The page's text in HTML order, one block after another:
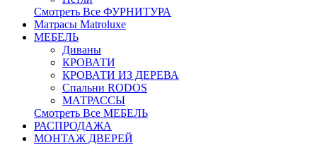
Смотреть Все ФУРНИТУРА
Матрасы Matroluxe
МЕБЕЛЬ
Диваны
КРОВАТИ
КРОВАТИ ИЗ ДЕРЕВА
Спальни RODOS
МАТРАССЫ
Смотреть Все МЕБЕЛЬ
РАСПРОДАЖА
МОНТАЖ ДВЕРЕЙ